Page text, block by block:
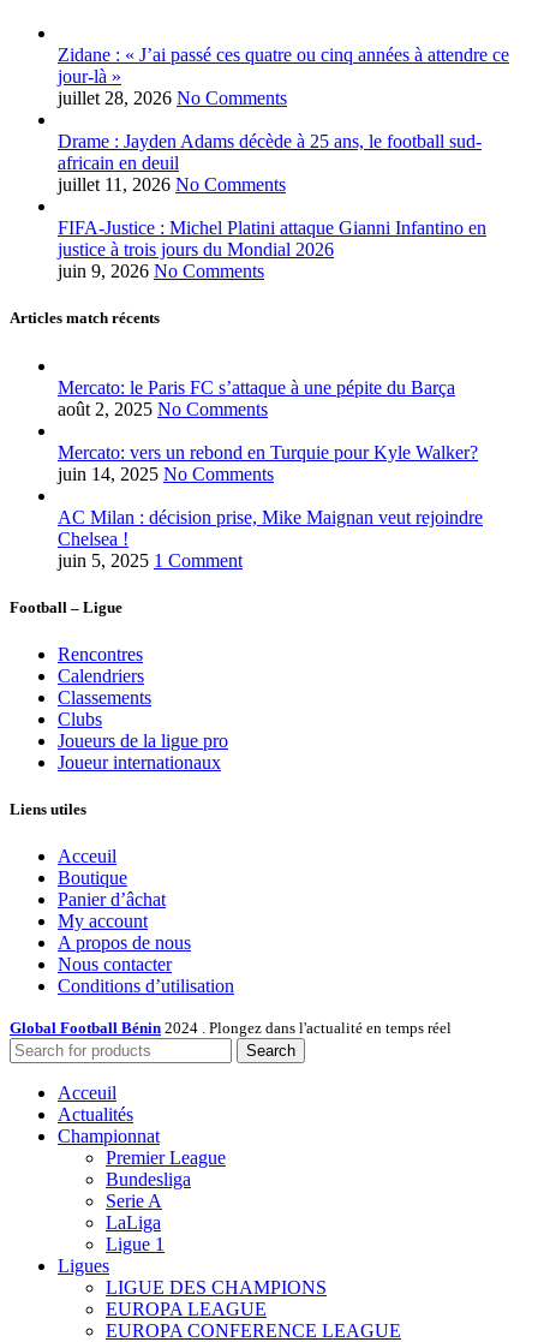
Zidane : « J’ai passé ces quatre ou cinq années à attendre ce
jour-là »
juillet 28, 2026 No Comments
Drame : Jayden Adams décède à 25 ans, le football sud-
africain en deuil
juillet 11, 2026 No Comments
FIFA-Justice : Michel Platini attaque Gianni Infantino en
justice à trois jours du Mondial 2026
juin 9, 2026 No Comments
Articles match récents
Mercato: le Paris FC s’attaque à une pépite du Barça
août 2, 2025 No Comments
Mercato: vers un rebond en Turquie pour Kyle Walker?
juin 14, 2025 No Comments
AC Milan : décision prise, Mike Maignan veut rejoindre
Chelsea !
juin 5, 2025 1 Comment
Football – Ligue
Rencontres
Calendriers
Classements
Clubs
Joueurs de la ligue pro
Joueur internationaux
Liens utiles
Acceuil
Boutique
Panier d’âchat
My account
A propos de nous
Nous contacter
Conditions d’utilisation
Global Football Bénin 2024 . Plongez dans l'actualité en temps réel
Search
Acceuil
Actualités
Championnat
Premier League
Bundesliga
Serie A
LaLiga
Ligue 1
Ligues
LIGUE DES CHAMPIONS
EUROPA LEAGUE
EUROPA CONFERENCE LEAGUE